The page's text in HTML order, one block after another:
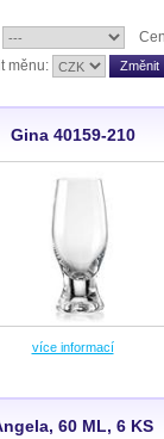
měnu:
Gina 40159-210
více informací
60 ML, 6 KS